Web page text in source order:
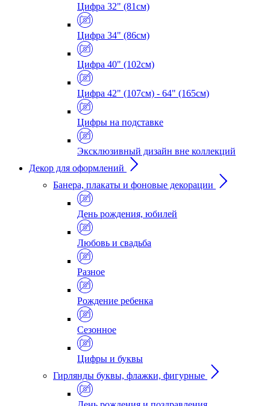
Цифра 32" (81см)
Цифра 34" (86см)
Цифра 40" (102см)
Цифра 42" (107см) - 64" (165см)
Цифры на подставке
Эксклюзивный дизайн вне коллекций
Декор для оформлений
Банера, плакаты и фоновые декорации
День рождения, юбилей
Любовь и свадьба
Разное
Рождение ребенка
Сезонное
Цифры и буквы
Гирлянды буквы, флажки, фигурные